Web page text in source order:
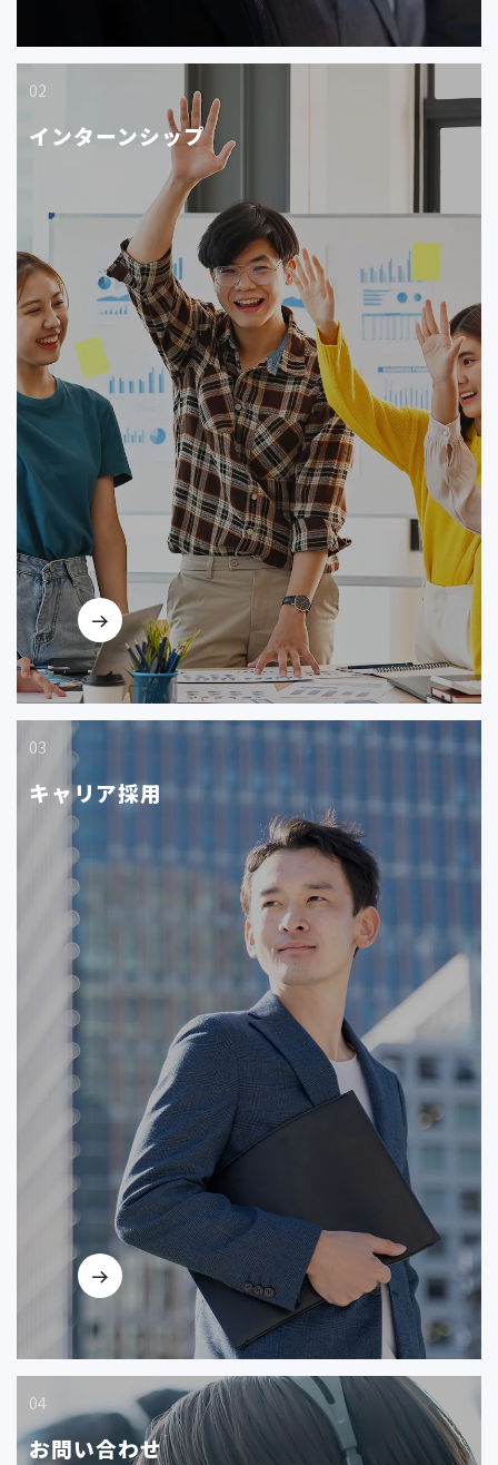
02
インターンシップ
03
キャリア採用
04
お問い合わせ